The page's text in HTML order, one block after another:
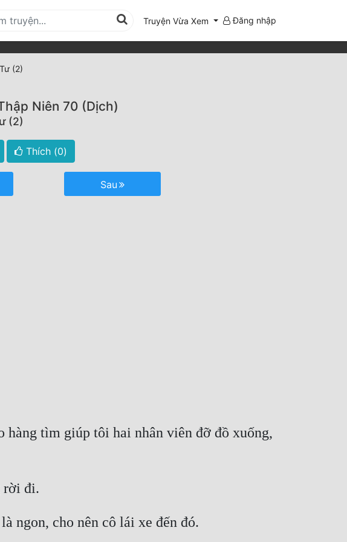
Truyện Vừa Xem Đăng nhập
(2)
Niên 70 (Dịch)
(2)
Thích (0)
Sau
tìm giúp tôi hai nhân viên đỡ đồ xuống,